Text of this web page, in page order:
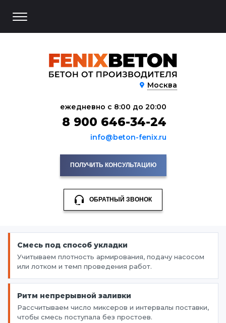
Москва
ПОЛУЧИТЬ КОНСУЛЬТАЦИЮ
ОБРАТНЫЙ ЗВОНОК
ежедневно с 8:00 до 20:00
8 900 646-34-24
info@beton-fenix.ru
Смесь под способ укладки
Учитываем плотность армирования, подачу насосом
или лотком и темп проведения работ.
Ритм непрерывной заливки
Рассчитываем число миксеров и интервалы поставки,
чтобы смесь поступала без простоев.